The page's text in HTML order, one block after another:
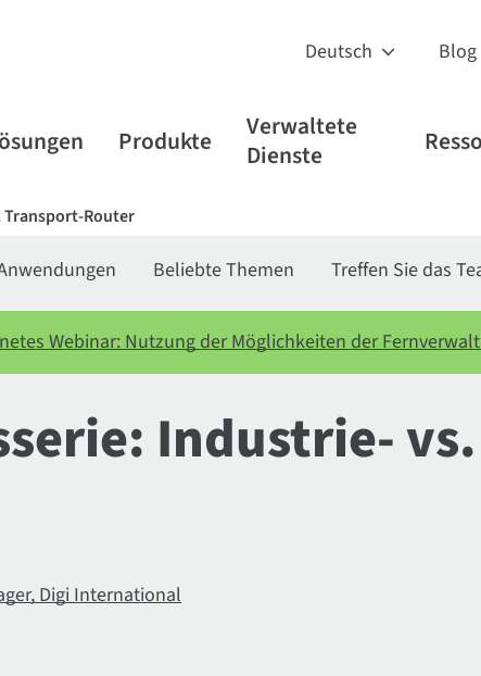
Blog
Produkte
Verwaltete
Dienste
Transport-Router
Beliebte Themen Treffen Sie das
Webinar: Nutzung der Möglichkeiten der
Industrie-
Digi International